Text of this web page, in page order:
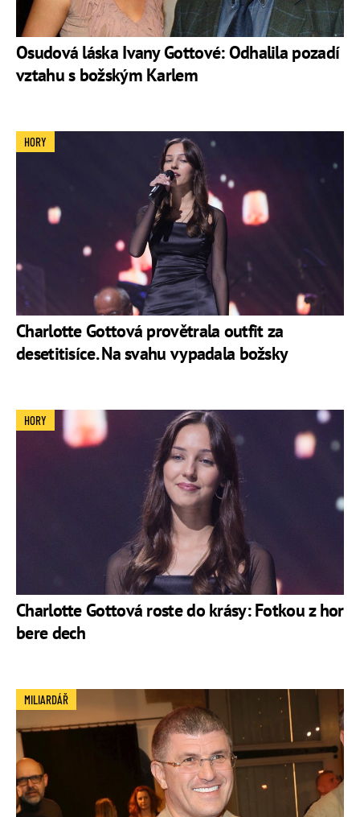
Osudová láska Ivany Gottové: Odhalila pozadí
vztahu s božským Karlem
Charlotte Gottová provětrala outfit za
desetitisíce. Na svahu vypadala božsky
HORY
Charlotte Gottová roste do krásy: Fotkou z hor
bere dech
HORY
MILIARDÁŘ